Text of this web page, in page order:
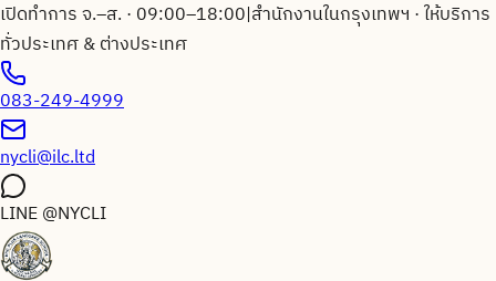
เปิดทำการ จ.–ส. · 09:00–18:00|สำนักงานในกรุงเทพฯ · ให้บริการ
ทั่วประเทศ & ต่างประเทศ
083-249-4999
nycli@ilc.ltd
LINE@NYCLI